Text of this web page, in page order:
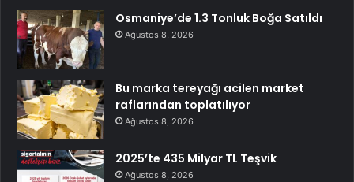
Osmaniye’de 1.3 Tonluk Boğa Satıldı
Ağustos 8, 2026
Bu marka tereyağı acilen market
raflarından toplatılıyor
Ağustos 8, 2026
2025’te 435 Milyar TL Teşvik
Ağustos 8, 2026